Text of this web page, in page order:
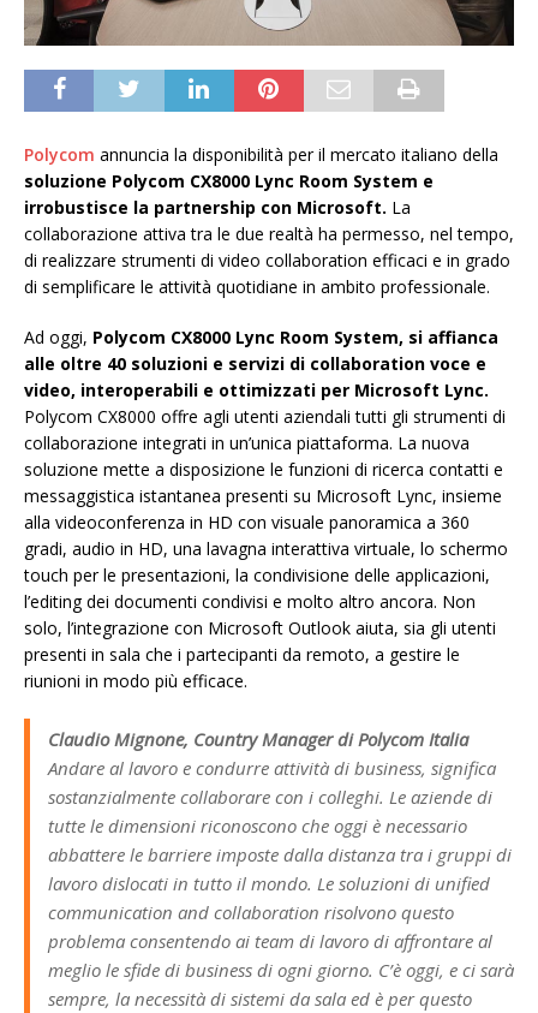
Polycom annuncia la disponibilità per il mercato italiano della
soluzione Polycom CX8000 Lync Room System e
irrobustisce la partnership con Microsoft. La
collaborazione attiva tra le due realtà ha permesso, nel tempo,
di realizzare strumenti di video collaboration efficaci e in grado
di semplificare le attività quotidiane in ambito professionale.
Ad oggi, Polycom CX8000 Lync Room System, si affianca
alle oltre 40 soluzioni e servizi di collaboration voce e
video, interoperabili e ottimizzati per Microsoft Lync.
Polycom CX8000 offre agli utenti aziendali tutti gli strumenti di
collaborazione integrati in un’unica piattaforma. La nuova
soluzione mette a disposizione le funzioni di ricerca contatti e
messaggistica istantanea presenti su Microsoft Lync, insieme
alla videoconferenza in HD con visuale panoramica a 360
gradi, audio in HD, una lavagna interattiva virtuale, lo schermo
touch per le presentazioni, la condivisione delle applicazioni,
l’editing dei documenti condivisi e molto altro ancora. Non
solo, l’integrazione con Microsoft Outlook aiuta, sia gli utenti
presenti in sala che i partecipanti da remoto, a gestire le
riunioni in modo più efficace.
Claudio Mignone, Country Manager di Polycom Italia
Andare al lavoro e condurre attività di business, significa
sostanzialmente collaborare con i colleghi. Le aziende di
tutte le dimensioni riconoscono che oggi è necessario
abbattere le barriere imposte dalla distanza tra i gruppi di
lavoro dislocati in tutto il mondo. Le soluzioni di unified
communication and collaboration risolvono questo
problema consentendo ai team di lavoro di affrontare al
meglio le sfide di business di ogni giorno. C’è oggi, e ci sarà
sempre, la necessità di sistemi da sala ed è per questo